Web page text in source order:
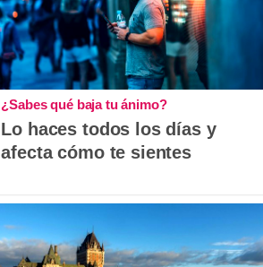
¿Sabes qué baja tu ánimo?
Lo haces todos los días y
afecta cómo te sientes